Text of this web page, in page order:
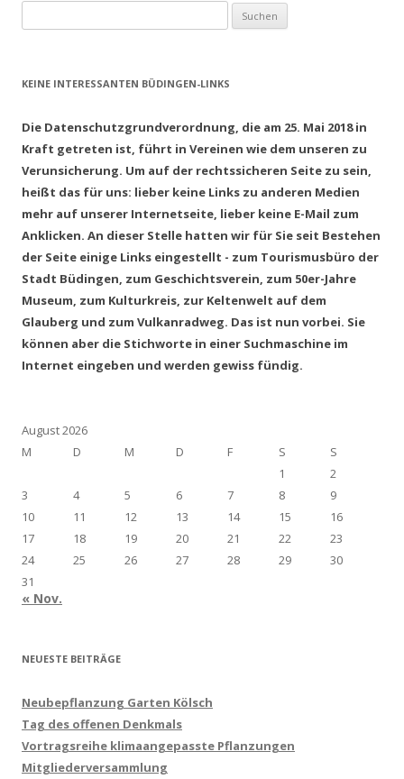
nach:
KEINE INTERESSANTEN BÜDINGEN-LINKS
Die Datenschutzgrundverordnung, die am 25. Mai 2018 in
Kraft getreten ist, führt in Vereinen wie dem unseren zu
Verunsicherung. Um auf der rechtssicheren Seite zu sein,
heißt das für uns: lieber keine Links zu anderen Medien
mehr auf unserer Internetseite, lieber keine E-Mail zum
Anklicken. An dieser Stelle hatten wir für Sie seit Bestehen
der Seite einige Links eingestellt - zum Tourismusbüro der
Stadt Büdingen, zum Geschichtsverein, zum 50er-Jahre
Museum, zum Kulturkreis, zur Keltenwelt auf dem
Glauberg und zum Vulkanradweg. Das ist nun vorbei. Sie
können aber die Stichworte in einer Suchmaschine im
Internet eingeben und werden gewiss fündig.
August 2026
M
D M D F S
S
1
2
3
4 5 6 7 8
9
10
11 12 13 14 15
16
17
18 19 20 21 22
23
24
25 26 27 28 29
30
31
« Nov.
NEUESTE BEITRÄGE
Neubepflanzung Garten Kölsch
Tag des offenen Denkmals
Vortragsreihe klimaangepasste Pflanzungen
Mitgliederversammlung